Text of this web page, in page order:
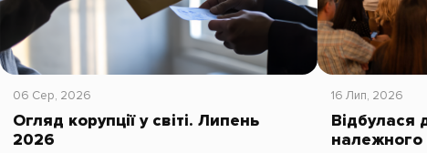
06 Сер, 2026
Огляд корупції у світі. Липень
2026
16 Лип, 2026
Відбулася
належного